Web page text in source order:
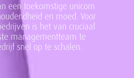
een toekomstige unicorn
en moed. Voor
is het van cruciaal
managementteam te
snel op te schalen.